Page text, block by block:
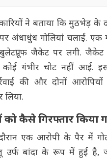
ने बताया कि मुठभेड़ के
अंधाधुंध गोलियां चलाईं. एक
जैकेट पर लगी. जैकेट
कोई गंभीर चोट नहीं आई.
की और दोनों
लिया.
को कैसे गिरफ्तार किया
एक आरोपी के पैर में
उर्फ ​​बांदा के रूप में हुई है,